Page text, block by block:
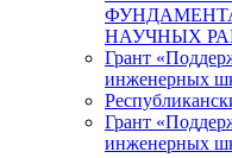
НАУЧНЫХ
Грант
инженерных
Грант
инженерных